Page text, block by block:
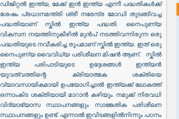
ഡിജിറ്റൽ ഇന്ത്യ, മേക്ക് ഇൻ ഇന്ത്യ എന്നീ പദ്ധതികൾക്ക്
ശേഷം പ്രധാനമന്ത്രി ശ്രീ നരേന്ദ്ര മോഡി തുടങ്ങിവച്ച
പദ്ധതിയാണ് സ്കിൽ ഇന്ത്യ പദ്ധതി. നൈപുണ്യ
വികസന നയത്തിനുകീഴിൽ മുൻപ് നടത്തിവന്നിരുന്ന ഒരു
പദ്ധതിയുടെ നവീകരിച്ച രൂപമാണ് സ്കിൽ ഇന്ത്യ. ഇത് ഒരു
നൈപുണ്യ വൈവിധ്യ പരിശീലന മിഷൻ ആണ്. സ്കിൽ
ഇന്ത്യ പരിപാടിയുടെ ഉദ്ദേശങ്ങൾ ഇന്ത്യൻ
യുവത്വത്തിന്റെ ക്രിയാത്മക ശക്തിയെ
വ്യാവസായികമായി ഉപയോഗിച്ചാൽ ഇന്ത്യക്ക് ലോകത്ത്
ഒന്നാംകിട ശക്തിയായി മാറാൻ കഴിയും. നമുക്ക് നിരവധി
വിദ്യാഭ്യാസ സ്ഥാപനങ്ങളും സാങ്കേതിക പരിശീലന
സ്ഥാപനങ്ങളും ഉണ്ട്. എന്നാൽ ഇവിടങ്ങളിൽനിന്നും പഠനം